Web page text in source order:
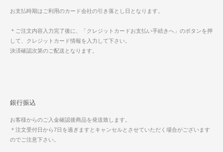
お支払時期はご利用のカード会社の引き落とし日となります。
＊ご注文内容入力完了後に、「クレジットカードお支払い手続きへ」のボタンを押
して、クレジットカード情報を入力して下さい。
決済確認次第のご配送となります。
銀行振込
お客様からのご入金確認後商品を発送致します。
＊注文受付日から7日を過ぎますとキャンセルとさせていただく場合がございます
のでご注意下さい。